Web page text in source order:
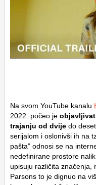
Na svom YouTube kanalu
2022. počeo je
trajanju od dvije do
serijalom i oslonivši ih na
pašta” odnosi se na
nedefinirane prostore
upisuju različita značenja,
Parsons to je dignuo na